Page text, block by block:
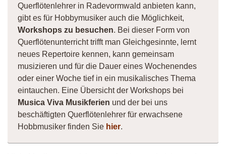
Querflötenlehrer in Radevormwald anbieten kann,
gibt es für Hobbymusiker auch die Möglichkeit,
Workshops zu besuchen. Bei dieser Form von
Querflötenunterricht trifft man Gleichgesinnte, lernt
neues Repertoire kennen, kann gemeinsam
musizieren und für die Dauer eines Wochenendes
oder einer Woche tief in ein musikalisches Thema
eintauchen. Eine Übersicht der Workshops bei
Musica Viva Musikferien und der bei uns
beschäftigten Querflötenlehrer für erwachsene
Hobbmusiker finden Sie hier.